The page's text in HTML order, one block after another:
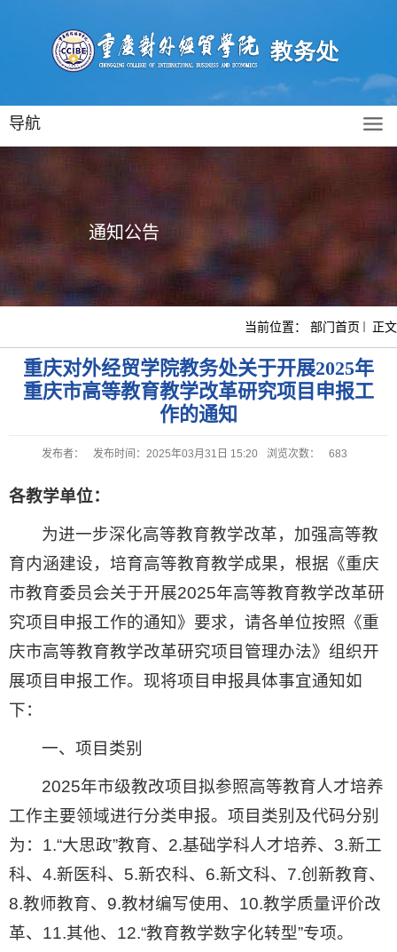
导航
通知公告
当前位置： 部门首页 正文
重庆对外经贸学院教务处关于开展2025年
重庆市高等教育教学改革研究项目申报工
作的通知
发布者： 发布时间：2025年03月31日 15:20 浏览次数： 683
各教学单位：
为进一步深化高等教育教学改革，加强高等教
育内涵建设，培育高等教育教学成果，根据《重庆
市教育委员会关于开展2025年高等教育教学改革研
究项目申报工作的通知》要求，请各单位按照《重
庆市高等教育教学改革研究项目管理办法》组织开
展项目申报工作。现将项目申报具体事宜通知如
下：
一、项目类别
2025年市级教改项目拟参照高等教育人才培养
工作主要领域进行分类申报。项目类别及代码分别
为：1.“大思政”教育、2.基础学科人才培养、3.新工
科、4.新医科、5.新农科、6.新文科、7.创新教育、
8.教师教育、9.教材编写使用、10.教学质量评价改
革、11.其他、12.“教育教学数字化转型”专项。